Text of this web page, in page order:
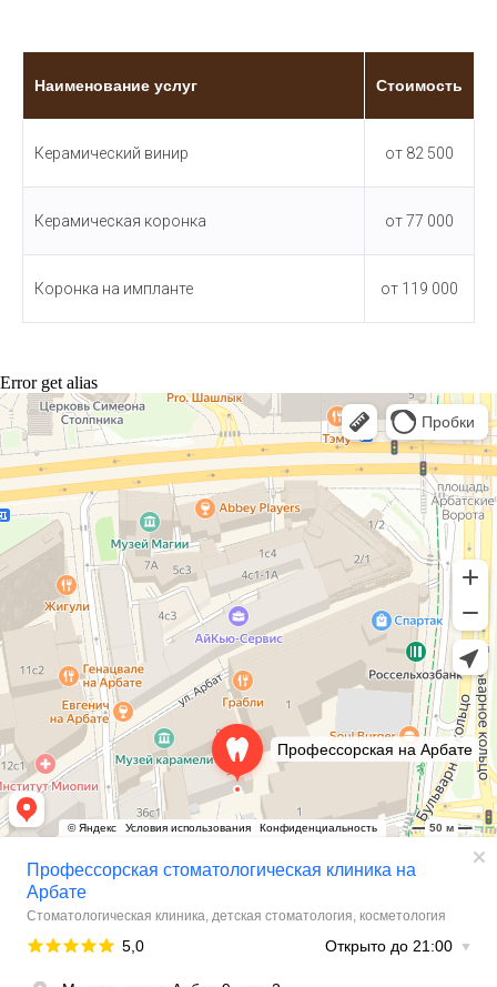
Наименование услуг Стоимость
Керамический винир от 82 500
Керамическая коронка от 77 000
Коронка на импланте от 119 000
Error get alias
Профессорская авторская стоматология
Стоматологическая клиника в Москве
Детская стоматология в Москве